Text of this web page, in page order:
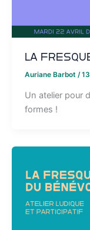
La
Auriane Barbot /
Un atelier pour
formes !